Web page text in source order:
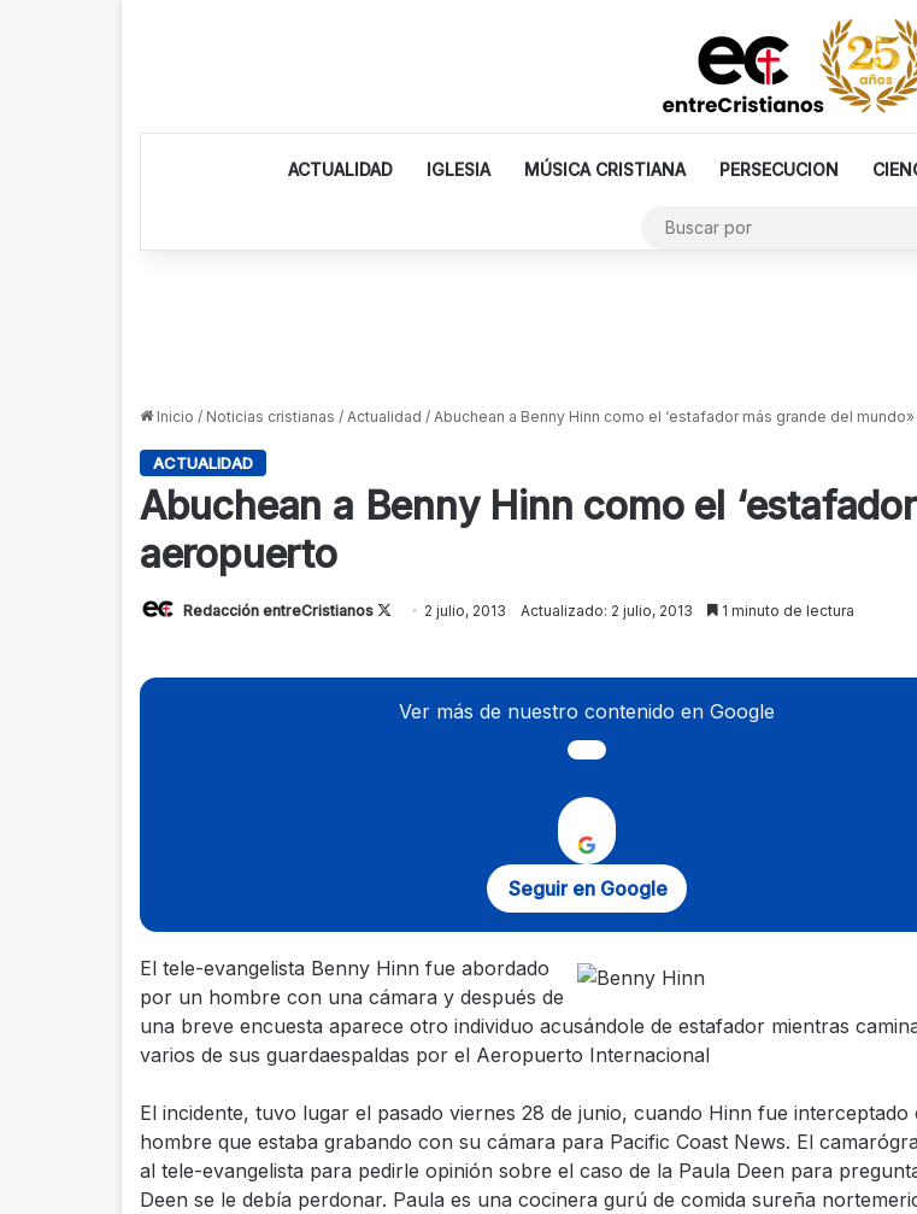
ACTUALIDAD IGLESIA MÚSICA CRISTIANA PERSECUCION
Inicio / Noticias cristianas / Actualidad / Abuchean a Benny Hinn como el ‘estafador más grande del
ACTUALIDAD
Abuchean a Benny Hinn como el
aeropuerto
Redacción entreCristianos
Follow2 julio, 2013 Actualizado: 2 julio, 2013 1 minuto de lectura
Ver más de nuestro contenido en Google
Seguir en Google
El tele-evangelista Benny Hinn fue abordado
por un hombre con una cámara y después de
una breve encuesta aparece otro individuo acusándole de estafador mientras
varios de sus guardaespaldas por el Aeropuerto Internacional
El incidente, tuvo lugar el pasado viernes 28 de junio, cuando Hinn fue interceptado
hombre que estaba grabando con su cámara para Pacific Coast News. El
al tele-evangelista para pedirle opinión sobre el caso de la Paula Deen para
Deen se le debía perdonar. Paula es una cocinera gurú de comida sureña